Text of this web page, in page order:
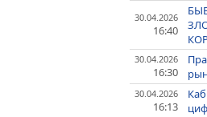
30.04.2026
16:40
30.04.2026
16:30
30.04.2026
16:13